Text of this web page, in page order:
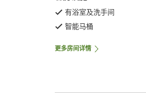
有浴室及洗手间
智能马桶
更多房间详情